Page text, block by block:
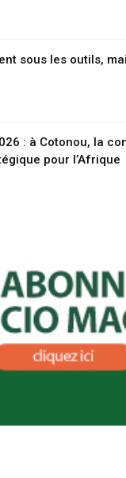
sous les outils,
: à Cotonou, la
pour l’Afrique